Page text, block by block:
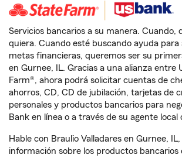
Servicios bancarios a su manera. Cuando,
quiera. Cuando esté buscando ayuda para
metas financieras, queremos ser su
en Gurnee, IL. Gracias a una alianza entre
Farm®, ahora podrá solicitar cuentas de
ahorros, CD, CD de jubilación, tarjetas de
personales y productos bancarios para
Bank en línea o a través de su agente local
Hable con Braulio Valladares en Gurnee,
información sobre los productos bancarios